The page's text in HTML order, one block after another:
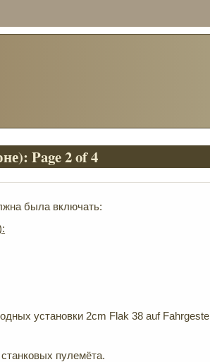
Page 2 of 4
была включать:
установки 2cm Flak 38 auf Fahrgestell
пулемёта.